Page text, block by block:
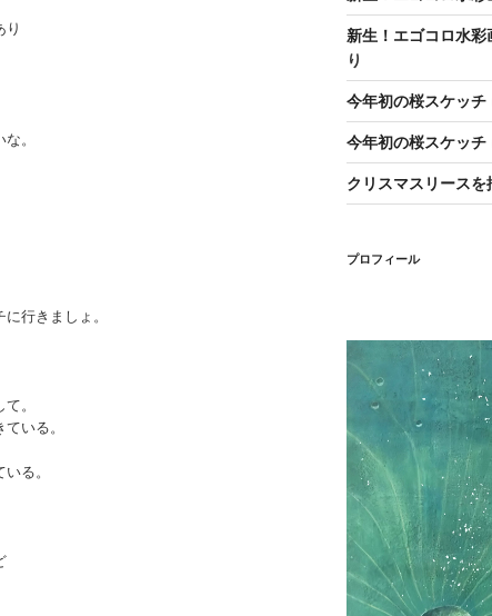
り
。
行きましょ。
。
いる。
る。
新生！エゴコロ水彩
り
今年初の桜スケッチ
今年初の桜スケッチ
クリスマスリースを
プロフィール